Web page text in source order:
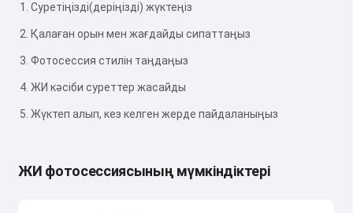
Суретіңізді(деріңізді) жүктеңіз
Қалаған орын мен жағдайды сипаттаңыз
Фотосессия стилін таңдаңыз
ЖИ кәсіби суреттер жасайды
Жүктеп алып, кез келген жерде пайдаланыңыз
ЖИ фотосессиясының мүмкіндіктері